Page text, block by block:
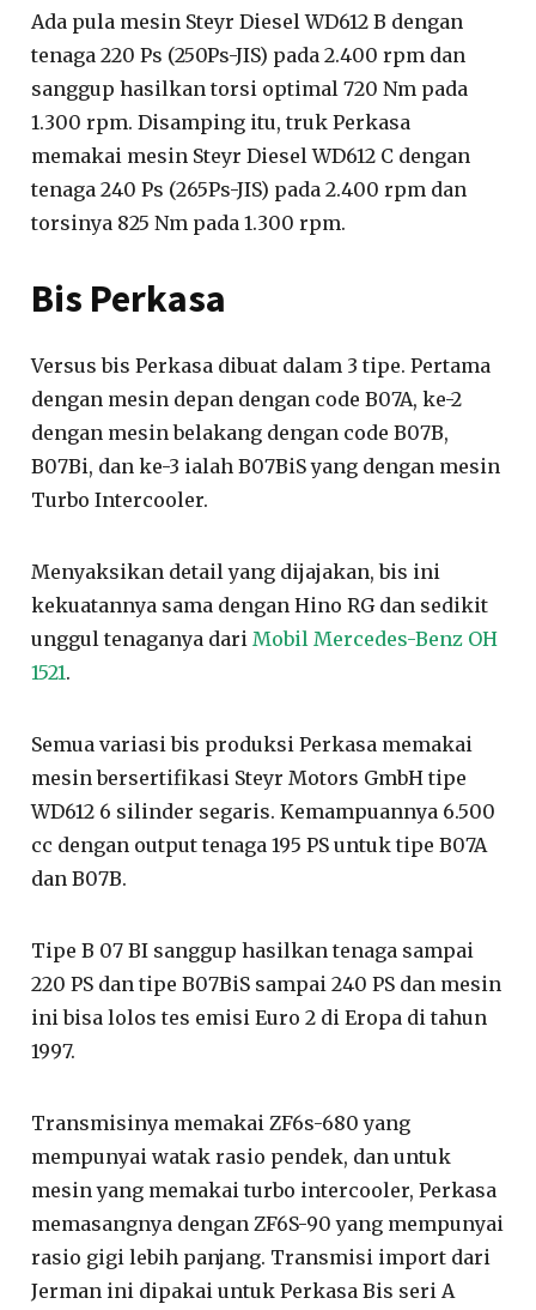
Ada pula mesin Steyr Diesel WD612 B dengan
tenaga 220 Ps (250Ps-JIS) pada 2.400 rpm dan
sanggup hasilkan torsi optimal 720 Nm pada
1.300 rpm. Disamping itu, truk Perkasa
memakai mesin Steyr Diesel WD612 C dengan
tenaga 240 Ps (265Ps-JIS) pada 2.400 rpm dan
torsinya 825 Nm pada 1.300 rpm.
Bis Perkasa
Versus bis Perkasa dibuat dalam 3 tipe. Pertama
dengan mesin depan dengan code B07A, ke-2
dengan mesin belakang dengan code B07B,
B07Bi, dan ke-3 ialah B07BiS yang dengan mesin
Turbo Intercooler.
Menyaksikan detail yang dijajakan, bis ini
kekuatannya sama dengan Hino RG dan sedikit
unggul tenaganya dari Mobil Mercedes-Benz OH
1521.
Semua variasi bis produksi Perkasa memakai
mesin bersertifikasi Steyr Motors GmbH tipe
WD612 6 silinder segaris. Kemampuannya 6.500
cc dengan output tenaga 195 PS untuk tipe B07A
dan B07B.
Tipe B 07 BI sanggup hasilkan tenaga sampai
220 PS dan tipe B07BiS sampai 240 PS dan mesin
ini bisa lolos tes emisi Euro 2 di Eropa di tahun
1997.
Transmisinya memakai ZF6s-680 yang
mempunyai watak rasio pendek, dan untuk
mesin yang memakai turbo intercooler, Perkasa
memasangnya dengan ZF6S-90 yang mempunyai
rasio gigi lebih panjang. Transmisi import dari
Jerman ini dipakai untuk Perkasa Bis seri A